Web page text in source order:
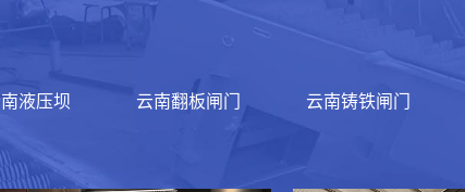
液压坝 云南翻板闸门 云南铸铁闸门